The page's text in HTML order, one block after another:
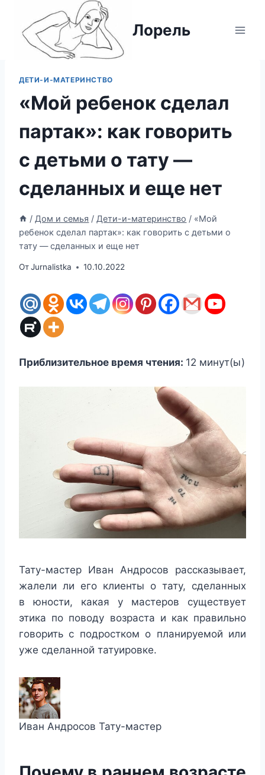
содержимому
Лорель
ДЕТИ-И-МАТЕРИНСТВО
«Мой ребенок сделал
партак»: как говорить
с детьми о тату —
сделанных и еще нет
/ Дом и семья / Дети-и-материнство / «Мой
ребенок сделал партак»: как говорить с детьми о
тату — сделанных и еще нет
ОтJurnalistka 10.10.2022
Приблизительное время чтения: 12 минут(ы)
Тату-мастер Иван Андросов рассказывает,
жалели ли его клиенты о тату, сделанных
в юности, какая у мастеров существует
этика по поводу возраста и как правильно
говорить с подростком о планируемой или
уже сделанной татуировке.
Иван Андросов Тату-мастер